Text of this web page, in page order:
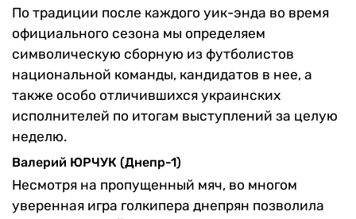
По традиции после каждого уик-энда во время
официального сезона мы определяем
символическую сборную из футболистов
национальной команды, кандидатов в нее, а
также особо отличившихся украинских
исполнителей по итогам выступлений за целую
неделю.
Валерий ЮРЧУК (Днепр-1)
Несмотря на пропущенный мяч, во многом
уверенная игра голкипера днепрян позволила